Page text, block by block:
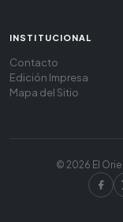
INSTITUCIONAL
Contacto
Edición Impresa
Mapa del Sitio
© 2026 El